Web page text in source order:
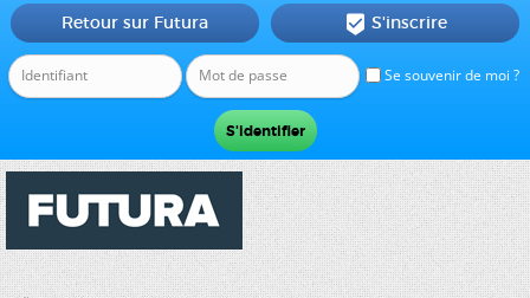
Se souvenir de moi ?
Retour sur Futura  S'inscrire